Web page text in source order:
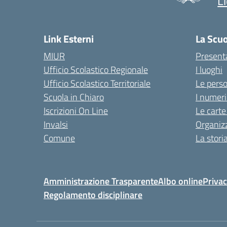
Link Esterni
MIUR
Ufficio Scolastico Regionale
Ufficio Scolastico Territoriale
Scuola in Chiaro
Iscrizioni On Line
Invalsi
Comune
La
I luoghi
Le
I
Le
La
Amministrazione TrasparenteAlbo online
Regolamento disciplinare